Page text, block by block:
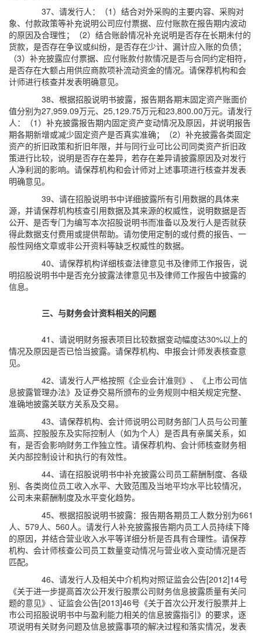
37、请发行人：（1）结合对外采购的主要内容、采购对
象、付款政策等补充说明公司应付票据、应付账款在报告期内波动
的原因及合理性；（2）结合账龄情况补充说明是否存在长期未付的
货款，是否存在争议或纠纷，是否存在少计、漏计应入账的负债；
（3）补充披露应付票据、应付账款付款情况是否与合同约定相符，
是否存在大额占用供应商款项补流动资金的情况。请保荐机构和会
计师进行核查并发表明确意见。
38、根据招股说明书披露，报告期各期末固定资产账面价
值分别为27,959.09万元、25,129.75万元和23,800.00万元。请发行
人：（1）补充披露报告期内固定资产变动情况及原因，并说明报告
期各期新增或减少固定资产是否真实准确；（2）补充披露各类固定
资产的折旧政策和折旧年限，并与同行业可比公司同类资产折旧政
策进行比较，说明是否存在差异，若存在差异请披露原因及对发行
人净利润的影响。请保荐机构和会计师对上述事项进行核查并发表
明确意见。
39、请在招股说明书中详细披露所有引用数据的具体来
源，并请保荐机构核查引用数据及其来源的权威性，说明数据是否
公开、是否专门为编写本次招股说明书而准备以及发行人是否就获
得此数据支付费用或提供帮助。请勿使用定制的或付费的报告、一
般性网络文章或非公开资料等缺乏权威性的数据。
40、请保荐机构详细核查法律意见书及律师工作报告，说
明招股说明书中是否充分披露法律意见书及律师工作报告中披露的
信息。
三、与财务会计资料相关的问题
41、请说明财务报表项目比较数据变动幅度达30%以上的
情况及原因是否已恰当披露。请保荐机构、申报会计师发表核查意
见。
42、请发行人严格按照《企业会计准则》、《上市公司信
息披露管理办法》及证券交易所颁布的业务规则中相关规定完整、
准确地披露关联方关系及交易。
43、请保荐机构、会计师说明公司财务部门人员与公司董
监高、控股股东及实际控制人（如为个人）是否具有亲属关系，如
有，是否会影响财务工作独立性。请保荐机构、会计师核查财务相
关内部控制设计和执行的有效性。
44、请在招股说明书中补充披露公司员工薪酬制度、各级
别、各类岗位员工收入水平、大致范围及当地平均水平比较情况，
公司未来薪酬制度及水平变化趋势。
45、根据招股说明书披露：报告期各期员工人数分别为661
人、579人、560人。请发行人补充披露报告期内员工人员持续下降
的原因，并结合营业收入水平等详细分析是否具有合理性。请保荐
机构、会计师核查公司员工数量变动情况与营业收入变动情况是否
匹配。
46、请发行人及相关中介机构对照证监会公告[2012]14号
《关于进一步提高首次公开发行股票公司财务信息披露质量有关问
题的意见》、证监会公告[2013]46号《关于首次公开发行股票并上
市公司招股说明书中与盈利能力相关的信息披露指引》的要求，逐
项说明有关财务问题及信息披露事项的解决过程和落实情况，发表